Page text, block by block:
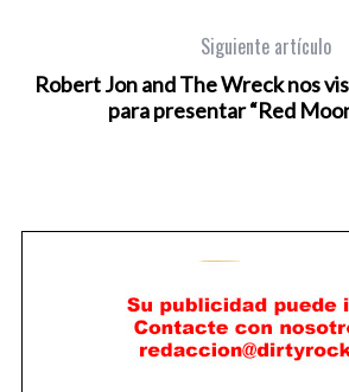
Siguiente artículo
Robert Jon and The Wreck nos
para presentar “Red